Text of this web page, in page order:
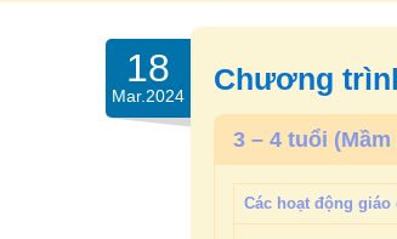
18
Mar.2024 Chương
3 – 4 tuổi (Mầm
Các hoạt động giáo